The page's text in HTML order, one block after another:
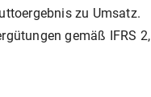
zu Umsatz.
gemäß IFRS 2,